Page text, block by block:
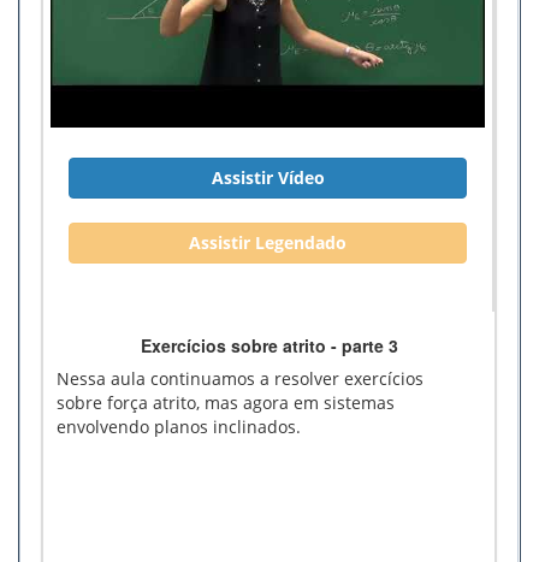
Assistir Vídeo
Assistir Legendado
Exercícios sobre atrito - parte 3
Nessa aula continuamos a resolver exercícios
sobre força atrito, mas agora em sistemas
envolvendo planos inclinados.